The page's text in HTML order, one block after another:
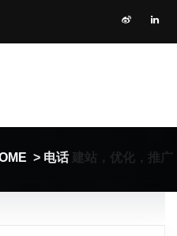
> 电话 建站，优化，推广